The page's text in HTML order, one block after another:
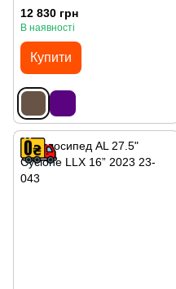
12 830 грн
В наявності
Купити